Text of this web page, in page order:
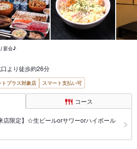
宴会♪
より徒歩約26分
トプラス対象店 スマート支払い可
コース
店限定】☆生ビールorサワーorハイボール